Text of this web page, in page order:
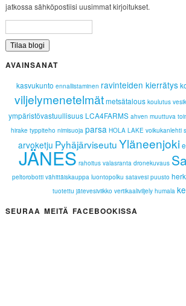
jatkossa sähköpostiisi uusimmat kirjoitukset.
AVAINSANAT
kasvukunto ennallistaminen ravinteiden kierrätys
viljelymenetelmät metsätalous koulutus
ympäristövastuullisuus LCA4FARMS ahven muuttuva
hirake typpiteho nimisuoja parsa HOLA LAKE voikukanlehti
arvoketju PyhäjärviseutuYläneenjoki
JÄNES rahoitus valasranta dronekuvaus
peltorobotti vähittäiskauppa luontopolku satavesi puusto
tuotettu jätevesiviikko vertikaaliviljely humala
SEURAA MEITÄ FACEBOOKISSA